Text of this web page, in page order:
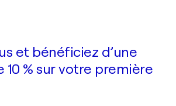
Je passe commande
et bénéficiez d’une
10 % sur votre première